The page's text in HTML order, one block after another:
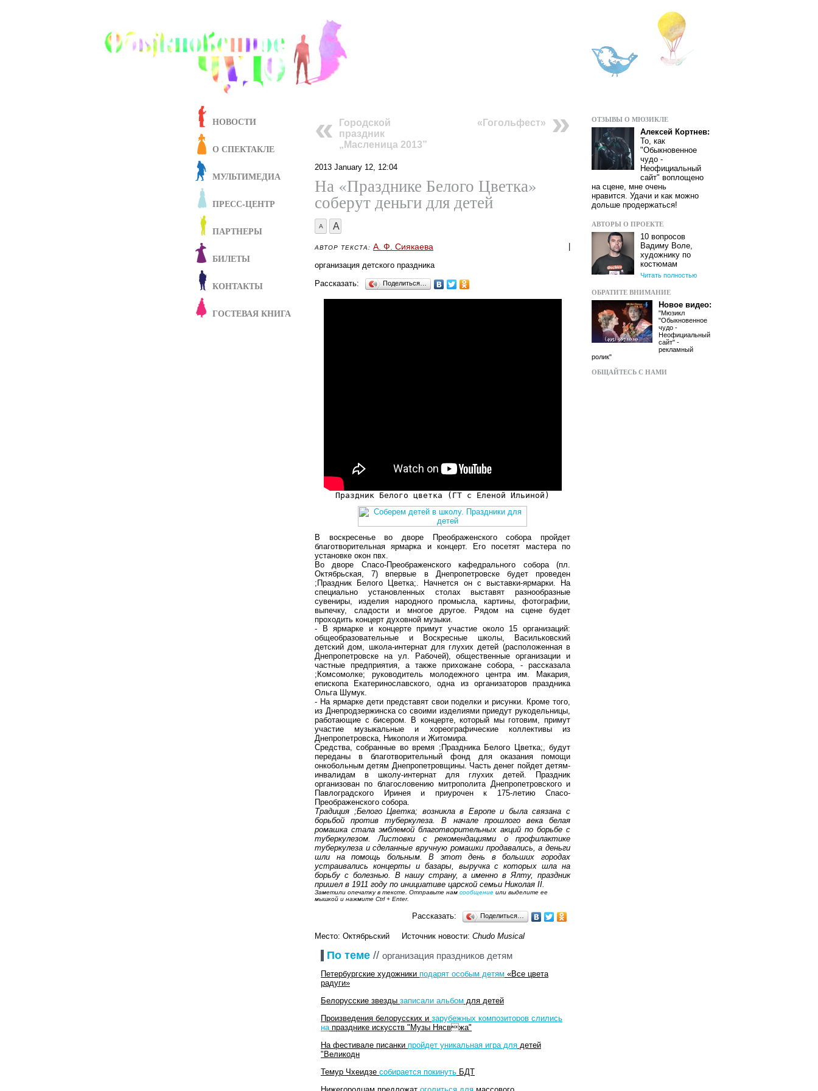
НОВОСТИ
О СПЕКТАКЛЕ
МУЛЬТИМЕДИА
ПРЕСС-ЦЕНТР
ПАРТНЕРЫ
БИЛЕТЫ
КОНТАКТЫ
ГОСТЕВАЯ КНИГА
Городской
праздник
„Масленица 2013”
«Гогольфест»
2013 January 12, 12:04
На «Празднике Белого Цветка»
соберут деньги для детей
A A
АВТОР ТЕКСТА: А. Ф. Сиякаевa
организация детского праздника
Рассказать: Поделиться…
Праздник Белого цветка (ГТ с Еленой Ильиной)
В воскресенье во дворе Преображенского собора пройдет
благотворительная ярмарка и концерт. Его посетят мастера по
установке окон пвх.
Во дворе Спасо-Преображенского кафедрального собора (пл.
Октябрьская, 7) впервые в Днепропетровске будет проведен
;Праздник Белого Цветка;. Начнется он с выставки-ярмарки. На
специально установленных столах выставят разнообразные
сувениры, изделия народного промысла, картины, фотографии,
выпечку, сладости и многое другое. Рядом на сцене будет
проходить концерт духовной музыки.
- В ярмарке и концерте примут участие около 15 организаций:
общеобразовательные и Воскресные школы, Васильковский
детский дом, школа-интернат для глухих детей (расположенная в
Днепро­петровске на ул. Рабочей), общественные организации и
частные предприятия, а также прихожане собора, - рассказала
;Комсомолке; руководитель молодежного центра им. Макария,
епископа Екатерино­славского, одна из организаторов праздника
Ольга Шумук.
- На ярмарке дети представят свои поделки и рисунки. Кроме того,
из Днепродзержинска со своими изделиями приедут рукодельницы,
работающие с бисером. В концерте, который мы готовим, примут
участие музыкальные и хореографические коллективы из
Днепропетровска, Никополя и Житомира.
Средства, собранные во время ;Праздника Белого Цветка;, будут
переданы в благотворительный фонд для оказания помощи
онкобольным детям Днепропетровщины. Часть денег пойдет детям-
инвалидам в школу-интернат для глухих детей. Праздник
организован по благословению митрополита Днепропетровского и
Павлоградского Иринея и приурочен к 175-летию Спасо-
Преображенского собора.
Традиция ;Белого Цветка; возникла в Европе и была связана с
борьбой против туберкулеза. В начале прошлого века белая
ромашка стала эмблемой благотворительных акций по борьбе с
туберкулезом. Листовки с рекомендациями о профилактике
туберкулеза и сделанные вручную ромашки продавались, а деньги
шли на помощь больным. В этот день в больших городах
устраивались концерты и базары, выручка с которых шла на
борьбу с болезнью. В нашу страну, а именно в Ялту, праздник
пришел в 1911 году по инициативе царской семьи Николая II.
Заметили опечатку в тексте. Отправьте нам сообщение или выделите ее
мышкой и нажмите Ctrl + Enter.
Рассказать: Поделиться…
Место: Октябрьский Источник новости: Chudo Musical
По теме // организация праздников детям
Петербургские художники подарят особым детям «Все цвета
радуги»
Белорусские звезды записали альбом для детей
Произведения белорусских и зарубежных композиторов слились
напразднике искусств "Музы Нясвжа"
На фестивале писанки пройдет уникальная игра для детей
"Великодн
Темур Чхеидзе собирается покинуть БДТ
ОТЗЫВЫ О МЮЗИКЛЕ
Алексей Кортнев:
То, как
"Обыкновенное
чудо -
Неофициальный
сайт" воплощено
на сцене, мне очень
нравится. Удачи и как можно
дольше продержаться!
АВТОРЫ О ПРОЕКТЕ
10 вопросов
Вадиму Воле,
художнику по
костюмам
Читать полностью
ОБРАТИТЕ ВНИМАНИЕ
Новое видео:
"Мюзикл
"Обыкновенное
чудо -
Неофициальный
сайт" -
рекламный
ролик"
ОБЩАЙТЕСЬ С НАМИ